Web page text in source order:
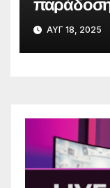
ΑΥΓ 18, 2025